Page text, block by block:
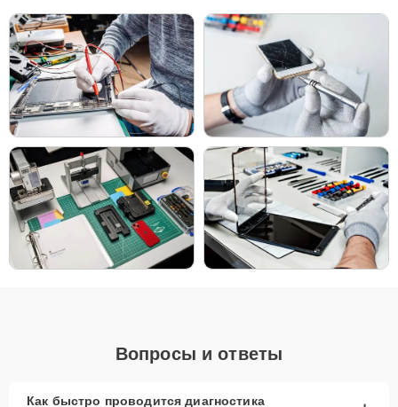
Чтобы начать ремонт, позвоните по телефону+7 (382) 248-97-95
или оставьтеЗаявку на сайте. В течение минуты специалист
службы поддержки свяжется с вами для уточнения всех деталей и
записи на диагностику и обслуживание вашего гаджета.
Главные особенности
сервиса
Бесплатная доставка и диагностика–
комфорт и экономия для клиентов.
Низкие цены и скидки
– выгодные условия для
любых видов ремонта.
Срочный ремонт за 1-2 часа– минимальные
Гарантия качества
после ремонта.
Сервисный центр Apple-Profi-Fix предоставляет
Вопросы и ответы
Как быстро проводится диагностика